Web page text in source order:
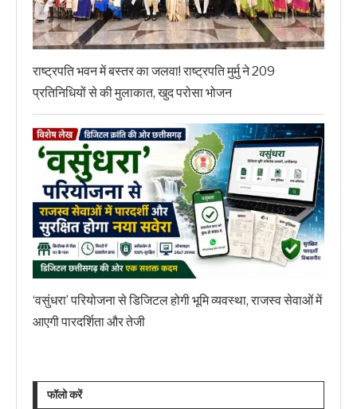
राष्ट्रपति भवन में बस्तर का जलवा! राष्ट्रपति मुर्मु ने 209
प्रतिनिधियों से की मुलाकात, खुद परोसा भोजन
‘वसुंधरा’ परियोजना से डिजिटल होगी भूमि व्यवस्था, राजस्व सेवाओं में
आएगी पारदर्शिता और तेजी
फॉलो करें